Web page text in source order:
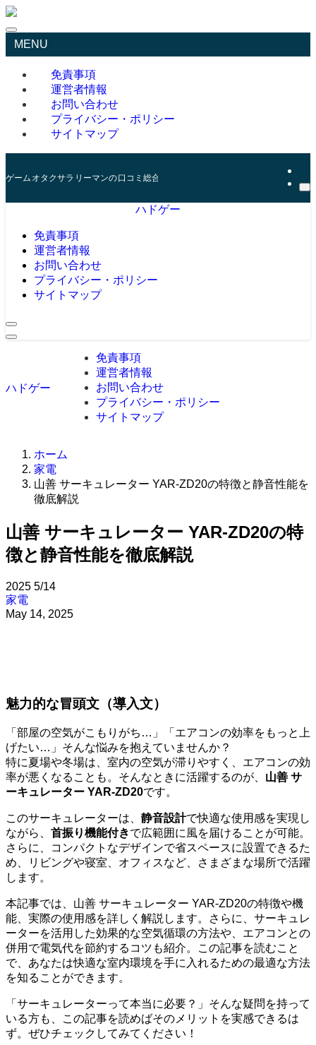
MENU
免責事項
運営者情報
お問い合わせ
プライバシー・ポリシー
サイトマップ
ゲームオタクサラリーマンの口コミ総合サイト
ハドゲー
免責事項
運営者情報
お問い合わせ
プライバシー・ポリシー
サイトマップ
ハドゲー
免責事項
運営者情報
お問い合わせ
プライバシー・ポリシー
サイトマップ
ホーム
家電
山善 サーキュレーター YAR-ZD20の特徴と静音性能を
徹底解説
山善 サーキュレーター YAR-ZD20の特
徴と静音性能を徹底解説
2025 5/14
家電
May 14, 2025
魅力的な冒頭文（導入文）
「部屋の空気がこもりがち…」「エアコンの効率をもっと上
げたい…」そんな悩みを抱えていませんか？
特に夏場や冬場は、室内の空気が滞りやすく、エアコンの効
率が悪くなることも。そんなときに活躍するのが、 山善 サ
ーキュレーター YAR-ZD20です。
このサーキュレーターは、 静音設計で快適な使用感を実現し
ながら、 首振り機能付きで広範囲に風を届けることが可能。
さらに、コンパクトなデザインで省スペースに設置できるた
め、リビングや寝室、オフィスなど、さまざまな場所で活躍
します。
本記事では、山善 サーキュレーター YAR-ZD20の特徴や機
能、実際の使用感を詳しく解説します。さらに、サーキュレ
ーターを活用した効果的な空気循環の方法や、エアコンとの
併用で電気代を節約するコツも紹介。この記事を読むこと
で、あなたは快適な室内環境を手に入れるための最適な方法
を知ることができます。
「サーキュレーターって本当に必要？」そんな疑問を持って
いる方も、この記事を読めばそのメリットを実感できるは
ず。ぜひチェックしてみてください！